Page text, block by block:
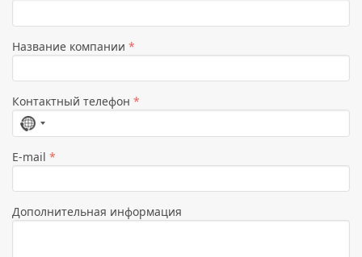
Название компании *
Контактный телефон *
Страна
не
выбрана
E-mail *
Дополнительная информация